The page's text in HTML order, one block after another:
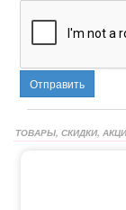
Отправить
ТОВАРЫ, СКИДКИ,